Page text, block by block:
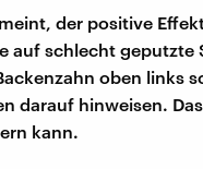
der positive
auf schlecht geputzte
oben links
darauf hinweisen.
kann.